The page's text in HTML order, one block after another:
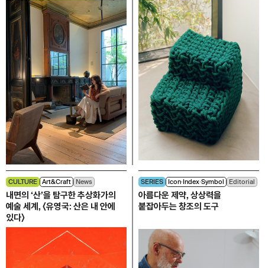
CULTURE Art&Craft News
내면의 ‘산’을 탐구한 추상화가의
예술 세계, 〈유영국: 산은 내 안에
있다〉
SERIES Icon∙Index∙Symbol Editorial
아름다운 제약, 상상력을
붙잡아두는 창조의 도구